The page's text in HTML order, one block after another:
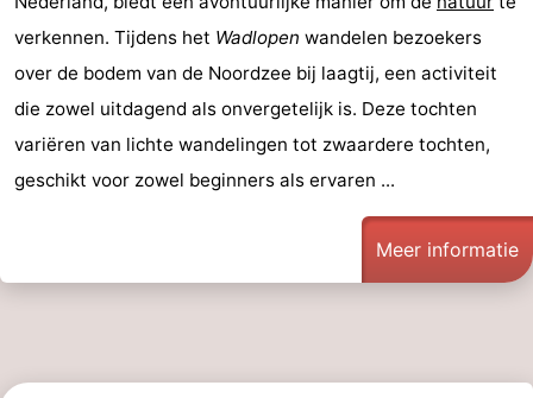
verkennen. Tijdens het Wadlopen wandelen bezoekers
over de bodem van de Noordzee bij laagtij, een activiteit
die zowel uitdagend als onvergetelijk is. Deze tochten
variëren van lichte wandelingen tot zwaardere tochten,
geschikt voor zowel beginners als ervaren ...
Meer informatie